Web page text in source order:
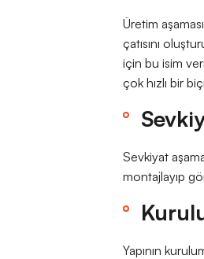
Üretim
çatısını
için bu isim
çok hızlı bir
Sevkiyat
montajlayıp
Yapının